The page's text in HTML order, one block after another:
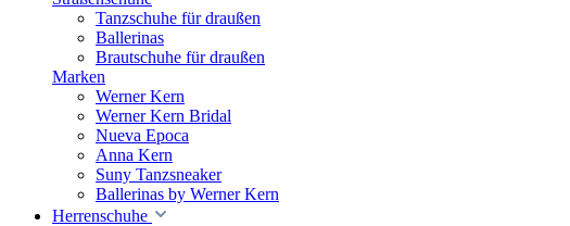
Tanzschuhe für draußen
Ballerinas
Brautschuhe für draußen
Marken
Werner Kern
Werner Kern Bridal
Nueva Epoca
Anna Kern
Suny Tanzsneaker
Ballerinas by Werner Kern
Herrenschuhe